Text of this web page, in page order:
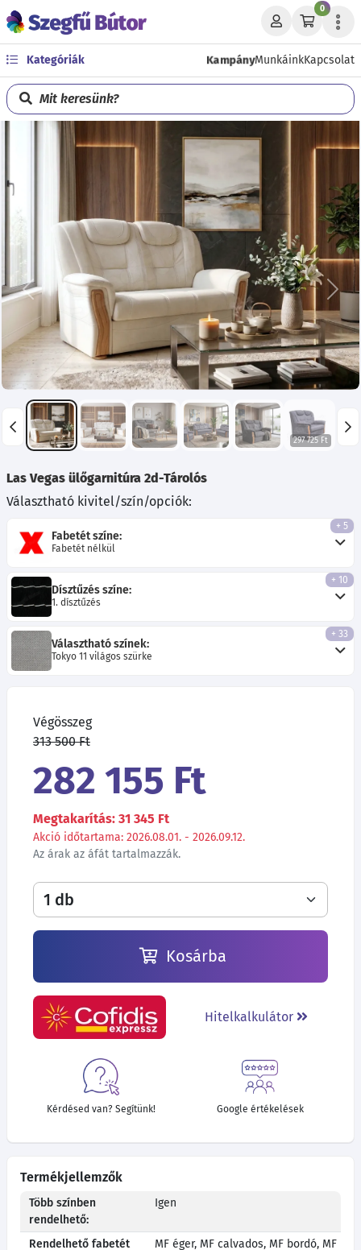
0
Kategóriák KampányMunkáinkKapcsolat
Mit keresünk?
Előző
297 725 Ft
Las Vegas ülőgarnitúra 2d-Tárolós
Választható kivitel/szín/opciók:
Fabetét színe:
Fabetét nélkül
+ 5
Dísztűzés színe:
1. dísztűzés
+ 10
Választható színek:
Tokyo 11 világos szürke
+ 33
Végösszeg
313 500 Ft
282 155 Ft
Megtakarítás: 31 345 Ft
Akció időtartama: 2026.08.01. - 2026.09.12.
Az árak az áfát tartalmazzák.
Kosárba
Hitelkalkulátor
Kérdésed van? Segítünk! Google értékelések
Termékjellemzők
Több színben
rendelhető:
Igen
Rendelhető fabetét
MF éger, MF calvados, MF bordó, MF